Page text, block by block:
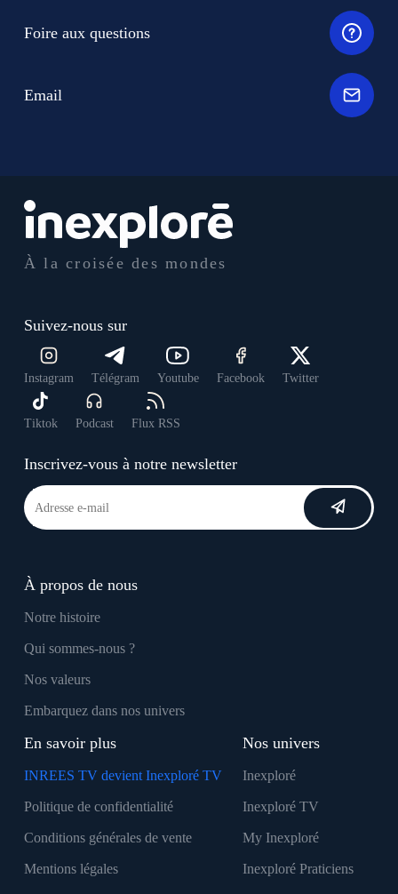
À la croisée des mondes
Suivez-nous sur
Instagram Télégram Youtube Facebook Twitter
Tiktok Podcast Flux RSS
Inscrivez-vous à notre newsletter
À propos de nous
Notre histoire
Qui sommes-nous ?
Nos valeurs
Embarquez dans nos univers
En savoir plus
INREES TV devient Inexploré TV
Politique de confidentialité
Conditions générales de vente
Mentions légales
Nos univers
Inexploré
Inexploré TV
My Inexploré
Inexploré Praticiens
Foire aux questions
Email